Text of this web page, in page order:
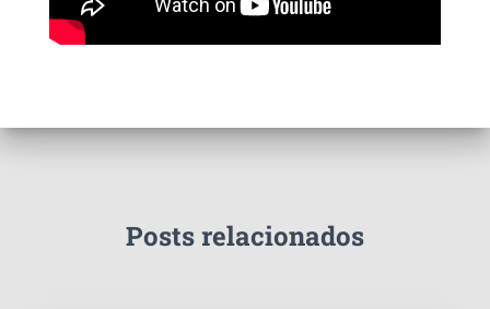
Posts relacionados